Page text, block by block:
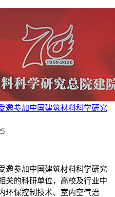
邀参加中国建筑材料科学研究
邀参加中国建筑材料科学研究
关的科研单位，高校及行业中
环保控制技术、室内空气治